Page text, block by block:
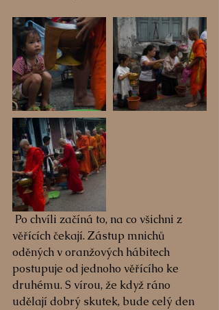
věřících čekají. Zástup mnichů
oděných v oranžových hábitech
postupuje od jednoho věřícího ke
druhému. S vírou, že když ráno
udělají dobrý skutek, bude celý den